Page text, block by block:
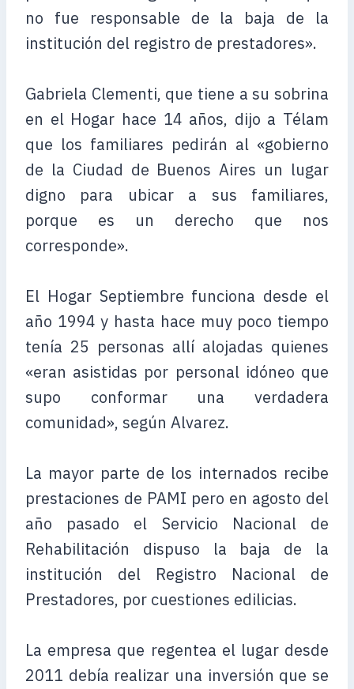
no fue responsable de la baja de la
institución del registro de prestadores».
Gabriela Clementi, que tiene a su sobrina
en el Hogar hace 14 años, dijo a Télam
que los familiares pedirán al «gobierno
de la Ciudad de Buenos Aires un lugar
digno para ubicar a sus familiares,
porque es un derecho que nos
corresponde».
El Hogar Septiembre funciona desde el
año 1994 y hasta hace muy poco tiempo
tenía 25 personas allí alojadas quienes
«eran asistidas por personal idóneo que
supo conformar una verdadera
comunidad», según Alvarez.
La mayor parte de los internados recibe
prestaciones de PAMI pero en agosto del
año pasado el Servicio Nacional de
Rehabilitación dispuso la baja de la
institución del Registro Nacional de
Prestadores, por cuestiones edilicias.
La empresa que regentea el lugar desde
2011 debía realizar una inversión que se